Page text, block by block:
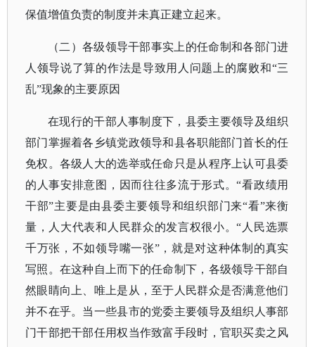
保值增值负责的制度并未真正建立起来。
（二）各级领导干部事实上的任命制和各部门进
人领导说了算的作法是导致用人问题上的腐败和“三
乱”现象的主要原因
在现行的干部人事制度下，县委主要领导及组织
部门掌握着各乡镇党政领导和县各职能部门首长的任
免权。各级人大的选举或任命只是从程序上认可县委
的人事安排意图，因而往往多流于形式。“看政绩用
干部”主要是由县委主要领导和组织部门来“看”来衡
量，人大代表和人民群众的发言权很小。“人民选票
千万张，不如领导嘴一张”，就是对这种体制的真实
写照。在这种自上而下的任命制下，各级领导干部自
然眼睛向上、唯上是从，至于人民群众是否满意他们
并不在乎。当一些县市的党委主要领导及组织人事部
门干部把干部任用权当作致富手段时，官职买卖之风